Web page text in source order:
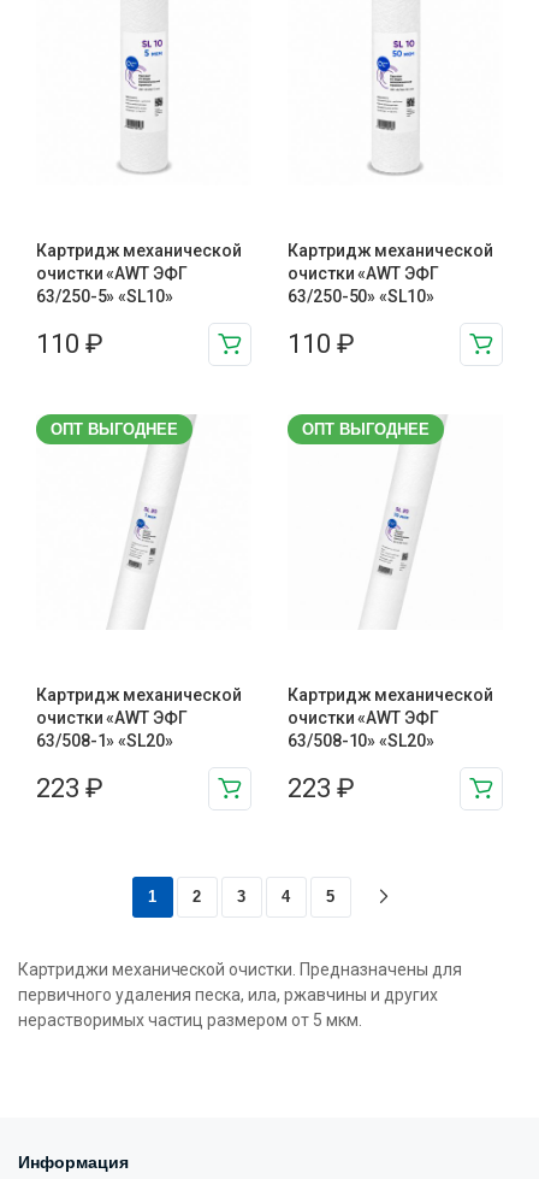
Картридж механической
очистки «AWT ЭФГ
63/250-5» «SL10»
110 ₽
Картридж механической
очистки «AWT ЭФГ
63/250-50» «SL10»
110 ₽
ОПТ ВЫГОДНЕЕ
Картридж механической
очистки «AWT ЭФГ
63/508-1» «SL20»
223 ₽
ОПТ ВЫГОДНЕЕ
Картридж механической
очистки «AWT ЭФГ
63/508-10» «SL20»
223 ₽
1 2 3 4 5
Картриджи механической очистки. Предназначены для
первичного удаления песка, ила, ржавчины и других
нерастворимых частиц размером от 5 мкм.
Информация